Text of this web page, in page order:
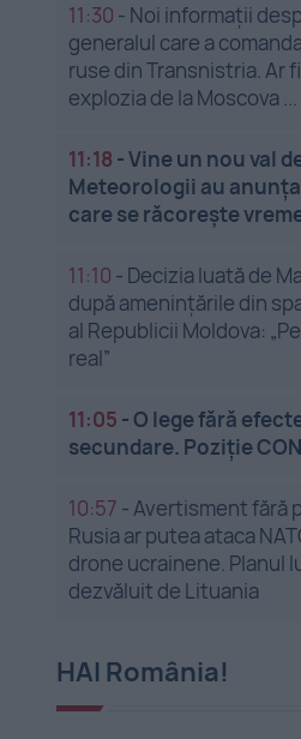
11:30 - Noi informații
generalul care a
ruse din Transnistria. Ar
explozia de la Moscova ...
11:18 -Vine un nou val
Meteorologii au
care se răcorește
11:10 - Decizia luată de
după amenințările din
al Republicii Moldova:
real”
11:05 -O lege fără
secundare. Poziție
10:57 -Avertisment fără
Rusia ar putea ataca
drone ucrainene. Planul
dezvăluit de Lituania
HAI România!